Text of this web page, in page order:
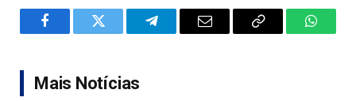
FacebookTwitter TelegramEmail
Copy
Mais Notícias